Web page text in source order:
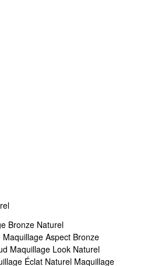
Bronze Naturel
Maquillage Aspect Bronze
Maquillage Look Naturel
Éclat Naturel Maquillage